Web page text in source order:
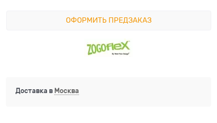
ОФОРМИТЬ ПРЕДЗАКАЗ
Доставка в Москва